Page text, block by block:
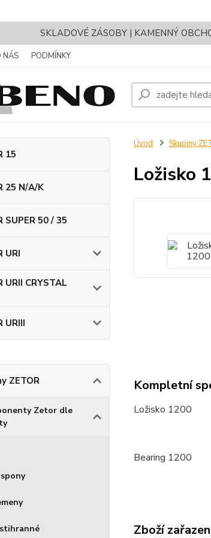
SKLADOVÉ ZÁSOBY | KAMENNÝ
NÁS PODMÍNKY
15
25 N/A/K
SUPER 50 / 35
URI
URII CRYSTAL
URIII
ZETOR
Zetor dle
Úvod Skupiny
Ložisko
Kompletní
Ložisko 1200
Bearing 1200
Zboží